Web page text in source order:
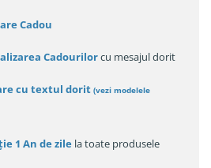
Cadou
Cadourilorcu mesajul dorit
cu textul dorit (vezi modelele
1 An de zile la toate produsele